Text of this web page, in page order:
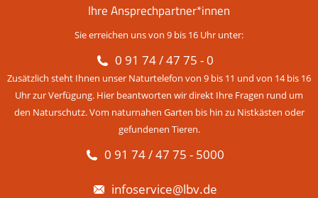
Ihre Ansprechpartner*innen
Sie erreichen uns von 9 bis 16 Uhr unter:
0 91 74 / 47 75 - 0
Zusätzlich steht Ihnen unser Naturtelefon von 9 bis 11 und von 14 bis 16
Uhr zur Verfügung. Hier beantworten wir direkt Ihre Fragen rund um
den Naturschutz. Vom naturnahen Garten bis hin zu Nistkästen oder
gefundenen Tieren.
0 91 74 / 47 75 - 5000
infoservice@lbv.de